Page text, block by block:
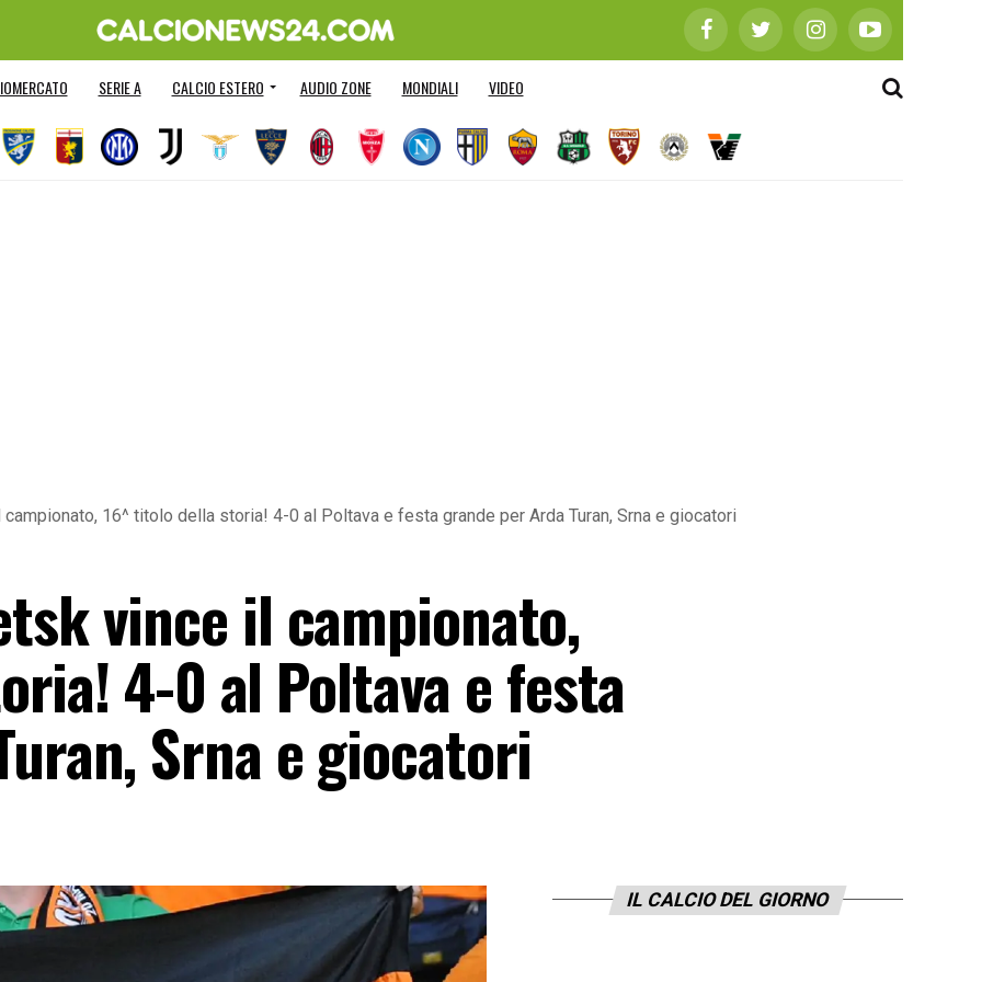
SERIE A CALCIO ESTERO AUDIO ZONE MONDIALI VIDEO
16^ titolo della storia! 4-0 al Poltava e festa grande per Arda Turan, Srna e giocatori
vince il campionato,
4-0 al Poltava e festa
Srna e giocatori
IL CALCIO DEL GIORNO